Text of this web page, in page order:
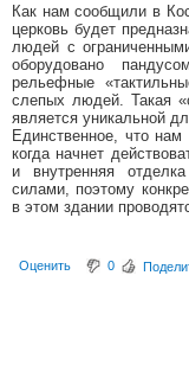
Как нам сообщили в
церковь будет
людей с
оборудовано
рельефные
слепых людей. Такая
является уникальной
Единственное, что
когда начнет
и внутренняя
силами, поэтому
в этом здании
Оценить 0